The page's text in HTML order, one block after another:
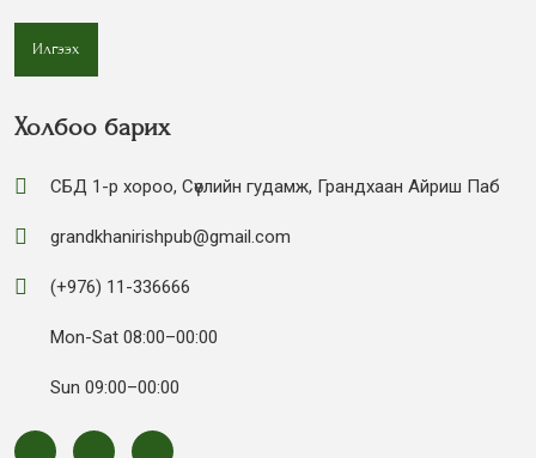
Илгээх
Холбоо барих
СБД 1-р хороо, Сөүлийн гудамж, Грандхаан Айриш Паб
grandkhanirishpub@gmail.com
(+976) 11-336666
Mon-Sat 08:00–00:00
Sun 09:00–00:00